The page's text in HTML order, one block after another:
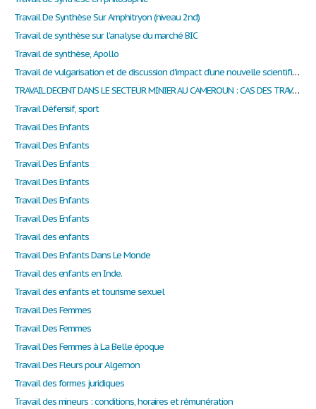
Travail De Synthèse Sur Amphitryon (niveau 2nd)
Travail de synthèse sur l’analyse du marché BIC
Travail de synthèse, Apollo
Travail de vulgarisation et de discussion d'impact d'une nouvelle scientifique sue la migration extensive de jeunes neurones dans le lobe frontal juvénile humain
TRAVAIL DECENT DANS LE SECTEUR MINIER AU CAMEROUN : CAS DES TRAVAILLEURS MINIERS DE LA REGION DE L’ADAMAOUA ET DE L’EST CAMEROUN
Travail Défensif, sport
Travail Des Enfants
Travail Des Enfants
Travail Des Enfants
Travail Des Enfants
Travail Des Enfants
Travail Des Enfants
Travail des enfants
Travail Des Enfants Dans Le Monde
Travail des enfants en Inde.
Travail des enfants et tourisme sexuel
Travail Des Femmes
Travail Des Femmes
Travail Des Femmes à La Belle époque
Travail Des Fleurs pour Algernon
Travail des formes juridiques
Travail des mineurs : conditions, horaires et rémunération